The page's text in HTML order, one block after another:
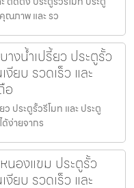
ณภาพ และ รว
งน้ำเปรี้ยว ประตูรั้ว
ยบ รวดเร็ว และ
อ
ประตูรั้วรีโมท และ ประตู
ง่ายจากร
นองแขม ประตูรั้ว
ยบ รวดเร็ว และ